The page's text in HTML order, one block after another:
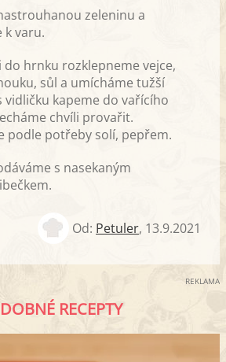
zeleninu a
k varu.
do hrnku rozklepneme vejce,
sůl a umícháme tužší
vidličku kapeme do vařícího
chvíli provařit.
podle potřeby solí, pepřem.
s nasekaným
Od: Petuler, 13.9.2021
REKLAMA
RECEPTY